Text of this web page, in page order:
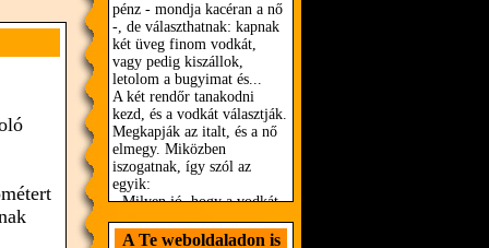
A Te weboldaladon is